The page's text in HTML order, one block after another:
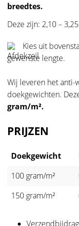
breedtes.
Deze zijn: 2,10 –
Kies uit
gewenste lengte.
Wij leveren het
doekgewichten.
gram/m².
PRIJZEN
Doekgewicht
100 gram/m²
150 gram/m²